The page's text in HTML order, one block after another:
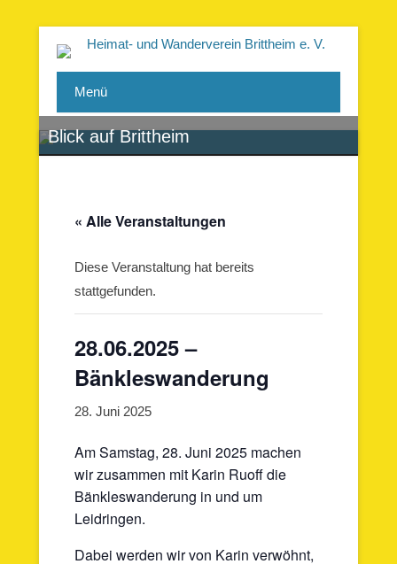
Heimat- und Wanderverein
Brittheim e. V.
Menü
Blick auf Brittheim
« Alle Veranstaltungen
Diese Veranstaltung hat bereits
stattgefunden.
28.06.2025 –
Bänkleswanderung
28. Juni 2025
Am Samstag, 28. Juni 2025 machen
wir zusammen mit Karin Ruoff die
Bänkleswanderung in und um
Leidringen.
Dabei werden wir von Karin verwöhnt,